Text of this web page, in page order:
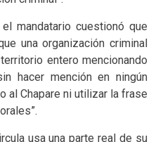
mandatario cuestionó que
una organización criminal
entero mencionando
hacer mención en ningún
al Chapare ni utilizar la frase
usa una parte real de su